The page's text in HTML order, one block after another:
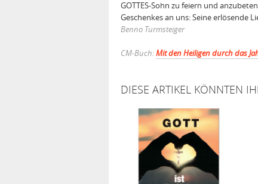
GOTTES-Sohn zu feiern und
Geschenkes an uns: Seine erlösende
Benno Turmsteiger
CM-Buch:Mit den Heiligen durch das
DIESE ARTIKEL KÖNNTEN